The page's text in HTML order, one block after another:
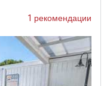
1 рекомендации